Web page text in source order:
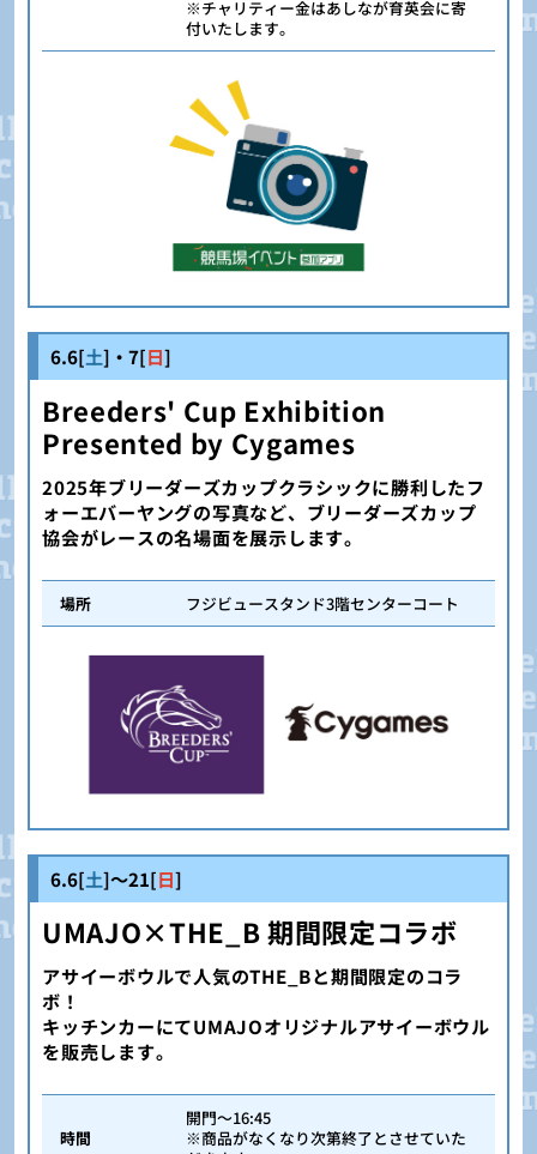
※チャリティー金はあしなが育英会に寄
付いたします。
6.6[土]・7[日]
Breeders' Cup Exhibition
Presented by Cygames
2025年ブリーダーズカップクラシックに勝利したフ
ォーエバーヤングの写真など、ブリーダーズカップ
協会がレースの名場面を展示します。
場所 フジビュースタンド3階センターコート
6.6[土]～21[日]
UMAJO×THE_B 期間限定コラボ
アサイーボウルで人気のTHE_Bと期間限定のコラ
ボ！
キッチンカーにてUMAJOオリジナルアサイーボウル
を販売します。
時間
開門～16:45
※商品がなくなり次第終了とさせていた